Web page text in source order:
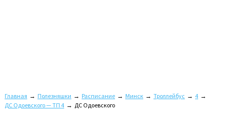
Главная → Полезняшки → Расписание → Минск → Троллейбус → 4 →
ДС Одоевского — ТП 4 → ДС Одоевского